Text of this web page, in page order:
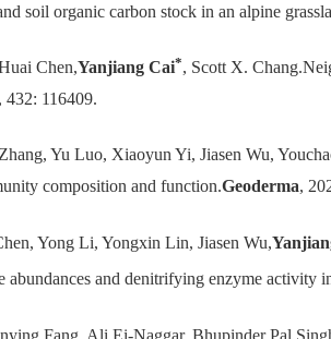
soil organic carbon stock in an alpine
Chen,Yanjiang Cai*, Scott X.
432: 116409.
Yu Luo, Xiaoyun Yi, Jiasen Wu,
composition and function.Geoderma,
Yong Li, Yongxin Lin, Jiasen Wu,
abundances and denitrifying enzyme activity
Fang, Ali Ei-Naggar, Bhupinder Pal